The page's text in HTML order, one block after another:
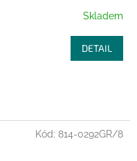
Skladem
DETAIL
Kód: 814-0292GR/8